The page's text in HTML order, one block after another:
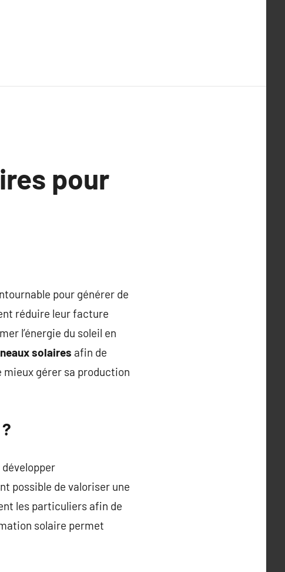
pour
pour générer de
réduire leur facture
l’énergie du soleil en
solaires afin de
mieux gérer sa production
développer
possible de valoriser une
les particuliers afin de
solaire permet